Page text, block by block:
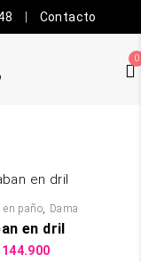
Contacto
0
paño, Dama
en dril
144.900